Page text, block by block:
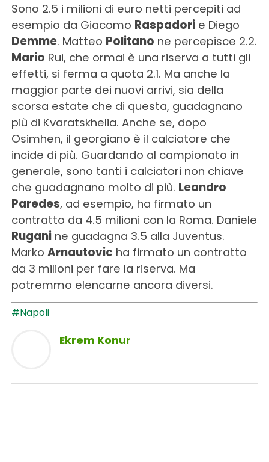
Sono 2.5 i milioni di euro netti percepiti ad
esempio da Giacomo Raspadorie Diego
Demme. Matteo Politano ne percepisce 2.2.
Mario Rui, che ormai è una riserva a tutti gli
effetti, si ferma a quota 2.1. Ma anche la
maggior parte dei nuovi arrivi, sia della
scorsa estate che di questa, guadagnano
più di Kvaratskhelia. Anche se, dopo
Osimhen, il georgiano è il calciatore che
incide di più. Guardando al campionato in
generale, sono tanti i calciatori non chiave
che guadagnano molto di più. Leandro
Paredes, ad esempio, ha firmato un
contratto da 4.5 milioni con la Roma. Daniele
Ruganine guadagna 3.5 alla Juventus.
Marko Arnautovic ha firmato un contratto
da 3 milioni per fare la riserva. Ma
potremmo elencarne ancora diversi.
#Napoli
Ekrem Konur